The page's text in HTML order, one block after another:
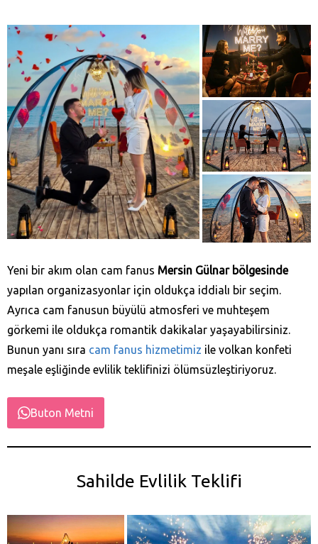
Yeni bir akım olan cam fanus Mersin Gülnar bölgesinde
yapılan organizasyonlar için oldukça iddialı bir seçim.
Ayrıca cam fanusun büyülü atmosferi ve muhteşem
görkemi ile oldukça romantik dakikalar yaşayabilirsiniz.
Bunun yanı sıra cam fanus hizmetimiz ile volkan konfeti
meşale eşliğinde evlilik teklifinizi ölümsüzleştiriyoruz.
Buton Metni
Sahilde Evlilik Teklifi